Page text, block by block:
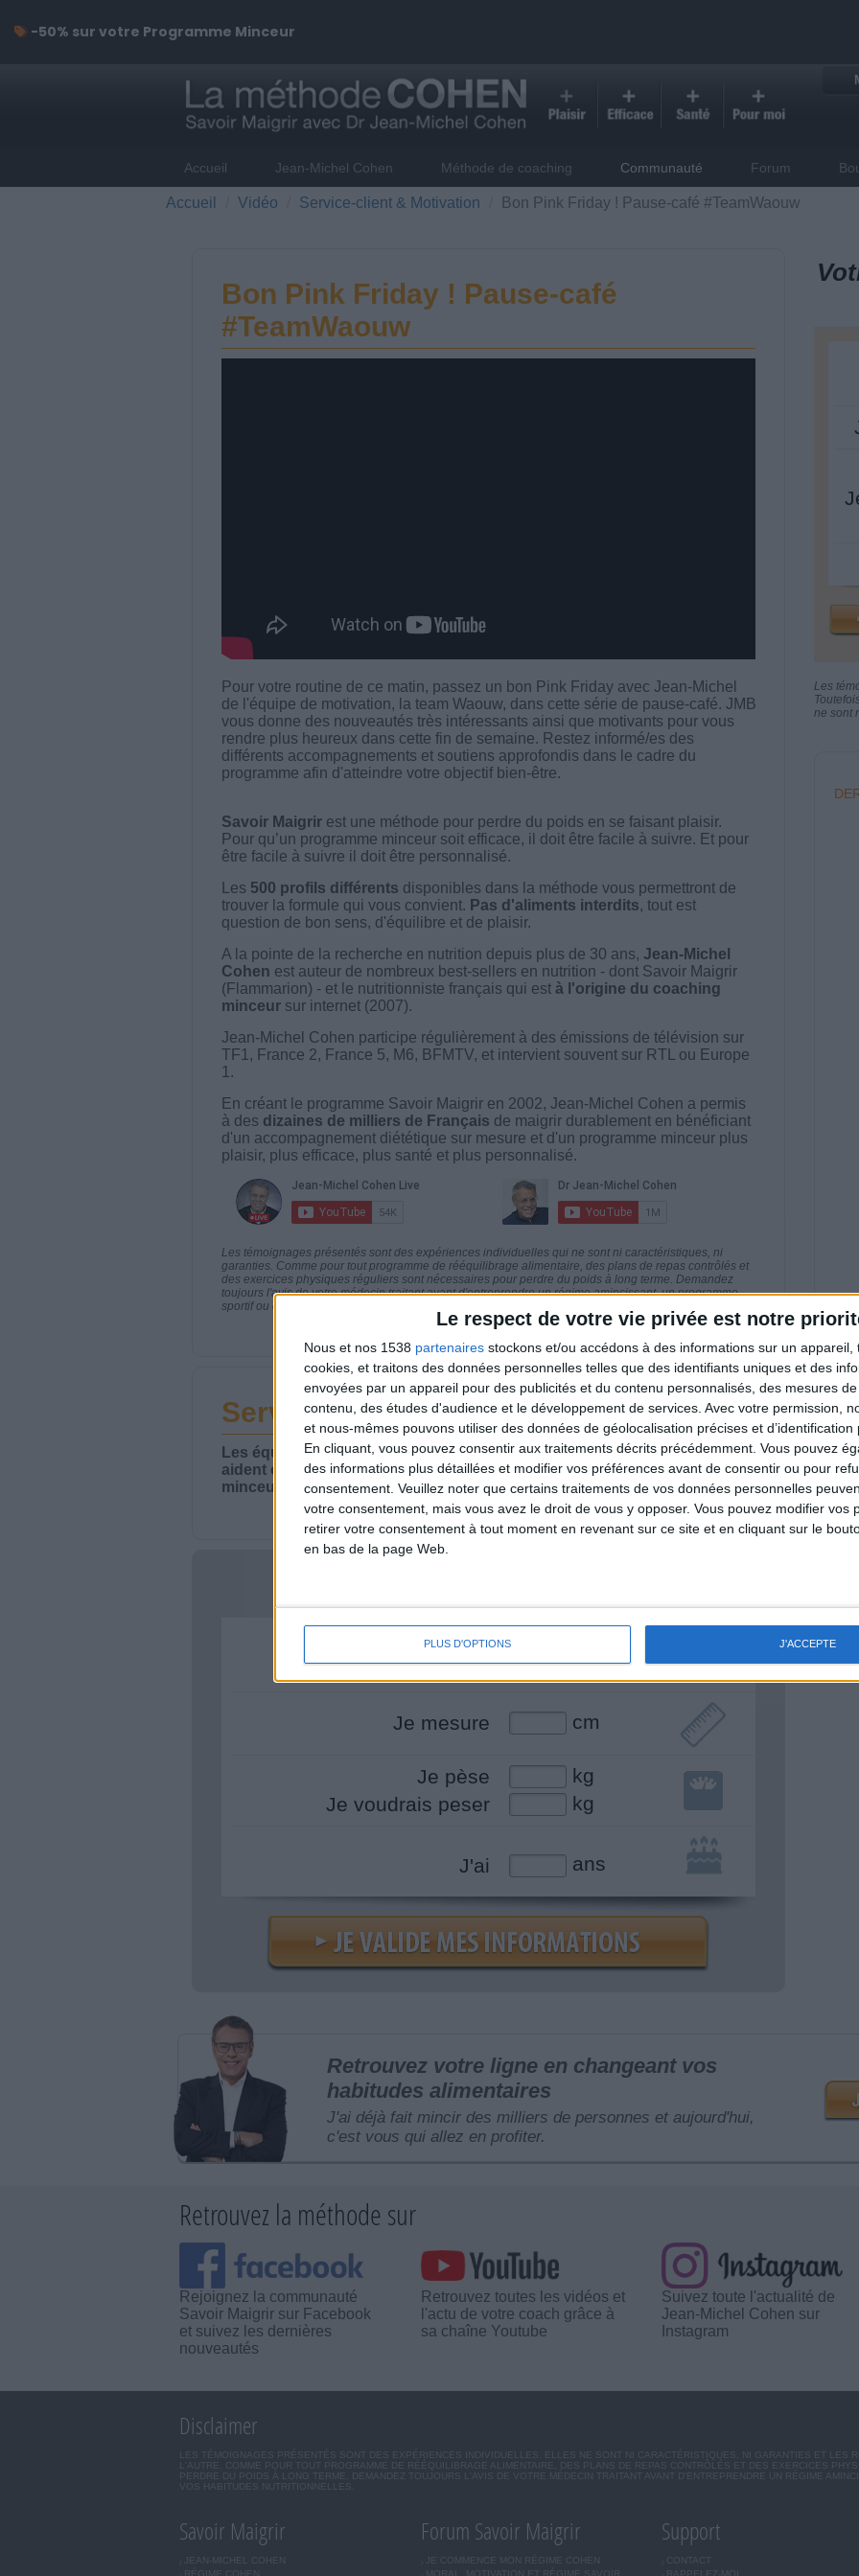
Le respect de votre vie privée est notre
Nous et nos 1538 partenaires stockons et/ou accédons à des informations sur un appareil,
cookies, et traitons des données personnelles telles que des identifiants uniques et des
envoyées par un appareil pour des publicités et du contenu personnalisés, des mesures
contenu, des études d'audience et le développement de services. Avec votre permission,
et nous-mêmes pouvons utiliser des données de géolocalisation précises et d’identification
En cliquant, vous pouvez consentir aux traitements décrits précédemment. Vous pouvez
des informations plus détaillées et modifier vos préférences avant de consentir ou pour
consentement. Veuillez noter que certains traitements de vos données personnelles
votre consentement, mais vous avez le droit de vous y opposer. Vous pouvez modifier vos
retirer votre consentement à tout moment en revenant sur ce site et en cliquant sur le
en bas de la page Web.
PLUS D'OPTIONS J'ACCEPTE
Accueil Jean-Michel Cohen Méthode de coaching Communauté Forum
Accueil Vidéo Service-client & Motivation Bon Pink Friday ! Pause-café #TeamWaouw
Bon Pink Friday ! Pause-café
#TeamWaouw
Pour votre routine de ce matin, passez un bon Pink Friday avec Jean-Michel
de l'équipe de motivation, la team Waouw, dans cette série de pause-café. JMB
vous donne des nouveautés très intéressants ainsi que motivants pour vous
rendre plus heureux dans cette fin de semaine. Restez informé/es des
différents accompagnements et soutiens approfondis dans le cadre du
programme afin d'atteindre votre objectif bien-être.
Savoir Maigrirest une méthode pour perdre du poids en se faisant plaisir.
Pour qu’un programme minceur soit efficace, il doit être facile à suivre. Et pour
être facile à suivre il doit être personnalisé.
Les 500 profils différents disponibles dans la méthode vous permettront de
trouver la formule qui vous convient. Pas d'aliments interdits, tout est
question de bon sens, d'équilibre et de plaisir.
A la pointe de la recherche en nutrition depuis plus de 30 ans, Jean-Michel
Cohen est auteur de nombreux best-sellers en nutrition - dont Savoir Maigrir
(Flammarion) - et le nutritionniste français qui est à l'origine du coaching
minceursur internet (2007).
Jean-Michel Cohen participe régulièrement à des émissions de télévision sur
TF1, France 2, France 5, M6, BFMTV, et intervient souvent sur RTL ou Europe
1.
En créant le programme Savoir Maigrir en 2002, Jean-Michel Cohen a permis
à des dizaines de milliers de Français de maigrir durablement en bénéficiant
d'un accompagnement diététique sur mesure et d'un programme minceur plus
plaisir, plus efficace, plus santé et plus personnalisé.
Les témoignages présentés sont des expériences individuelles qui ne sont ni caractéristiques, ni
garanties. Comme pour tout programme de rééquilibrage alimentaire, des plans de repas contrôlés et
des exercices physiques réguliers sont nécessaires pour perdre du poids à long terme. Demandez
toujours l'avis de votre médecin traitant avant d'entreprendre un régime amincissant, un programme
sportif ou de modifier vos habitudes nutritionnelles.
Service-client & Motivation Voir tout
Les équipes du Service-client et de la Communauté Savoir Maigrir vous
aident chaque semaine à vous rapprocher sereinement de votre objectif
minceur.
Je suis
une femme
Je mesure cm
Je pèse
kg
Je voudrais peser
kg
J'ai ans
Les
ne sont
Retrouvez votre ligne en changeant vos
habitudes alimentaires
J'ai déjà fait mincir des milliers de personnes et aujourd'hui,
c'est vous qui allez en profiter.
Retrouvez la méthode sur
Rejoignez la communauté
Savoir Maigrir sur Facebook
et suivez les dernières
nouveautés
Retrouvez toutes les vidéos et
l'actu de votre coach grâce à
sa chaîne Youtube
Suivez toute l'actualité de
Jean-Michel Cohen sur
Instagram
Disclaimer
LES TÉMOIGNAGES PRÉSENTÉS SONT DES EXPÉRIENCES INDIVIDUELLES. ELLES NE SONT NI CARACTÉRISTIQUES, NI GARANTIES ET LES
L'AUTRE. COMME POUR TOUT PROGRAMME DE RÉÉQUILIBRAGE ALIMENTAIRE, DES PLANS DE REPAS CONTRÔLÉS ET DES EXERCICES
PERDRE DU POIDS À LONG TERME. DEMANDEZ TOUJOURS L'AVIS DE VOTRE MÉDECIN TRAITANT AVANT D'ENTREPRENDRE UN RÉGIME
VOS HABITUDES NUTRITIONNELLES.
Savoir Maigrir
JEAN-MICHEL COHEN
RÉGIME COHEN
Forum Savoir Maigrir
JE COMMENCE MON RÉGIME COHEN
MORAL, MOTIVATION ET RÉGIME SAVOIR
Support
CONTACT
RAPPELEZ-MOI
-50% sur votre Programme Minceur